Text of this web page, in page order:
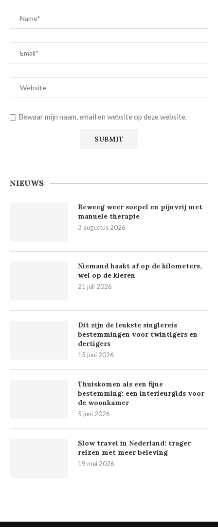
Bewaar mijn naam, email en website op deze website.
NIEUWS
Beweeg weer soepel en pijnvrij met
manuele therapie
3 augustus 2026
Niemand haakt af op de kilometers,
wel op de kleren
21 juli 2026
Dit zijn de leukste singlereis
bestemmingen voor twintigers en
dertigers
15 juni 2026
Thuiskomen als een fijne
bestemming: een interieurgids voor
de woonkamer
5 juni 2026
Slow travel in Nederland: trager
reizen met meer beleving
19 mei 2026